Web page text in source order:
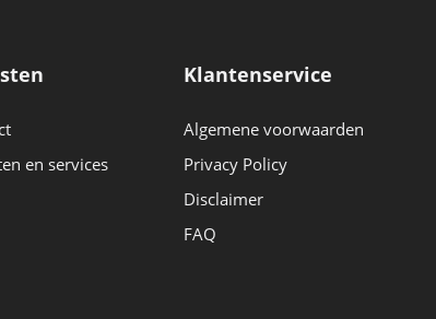
en services
Klantenservice
Algemene voorwaarden
Privacy Policy
Disclaimer
FAQ